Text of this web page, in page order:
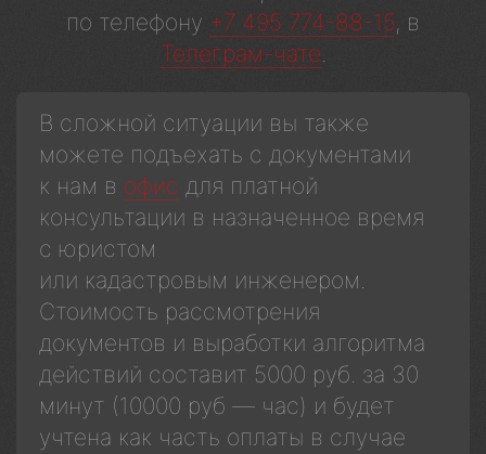
по телефону +7 495 774-88-15, в
Телеграм-чате.
В сложной ситуации вы также
можете подъехать с документами
к нам в офис для платной
консультации в назначенное время
с юристом
или кадастровым инженером.
Стоимость рассмотрения
документов и выработки алгоритма
действий составит 5000 руб. за 30
минут (10000 руб — час) и будет
учтена как часть оплаты в случае